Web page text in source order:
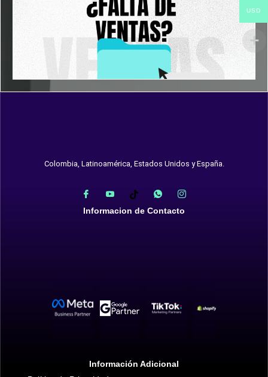
Colombia, Latinoamérica, Estados Unidos y España.
Informacion de Contacto
Información Adicional
USD